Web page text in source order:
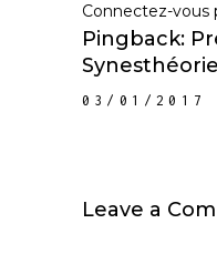
Connectez-vous
Pingback:
Synesthéorie
03/01/2017
Leave a